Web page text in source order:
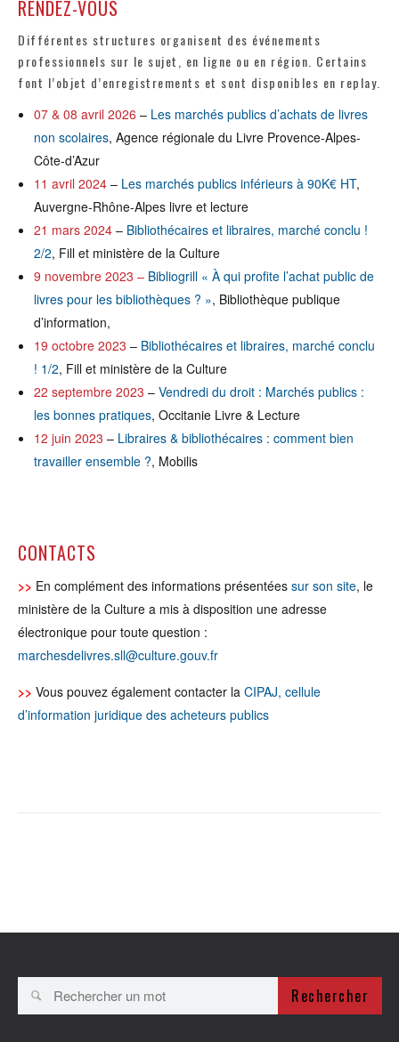
RENDEZ-VOUS
Différentes structures organisent des événements
professionnels sur le sujet, en ligne ou en région. Certains
font l’objet d’enregistrements et sont disponibles en replay.
07 & 08 avril 2026 – Les marchés publics d’achats de livres
non scolaires, Agence régionale du Livre Provence-Alpes-
Côte-d’Azur
11 avril 2024 – Les marchés publics inférieurs à 90K€ HT,
Auvergne-Rhône-Alpes livre et lecture
21 mars 2024 – Bibliothécaires et libraires, marché conclu !
2/2, Fill et ministère de la Culture
9 novembre 2023 – Bibliogrill « À qui profite l’achat public de
livres pour les bibliothèques ? », Bibliothèque publique
d’information,
19 octobre 2023 – Bibliothécaires et libraires, marché conclu
! 1/2, Fill et ministère de la Culture
22 septembre 2023 – Vendredi du droit : Marchés publics :
les bonnes pratiques, Occitanie Livre & Lecture
12 juin 2023 – Libraires & bibliothécaires : comment bien
travailler ensemble ?, Mobilis
CONTACTS
>> En complément des informations présentées sur son site, le
ministère de la Culture a mis à disposition une adresse
électronique pour toute question :
marchesdelivres.sll@culture.gouv.fr
>> Vous pouvez également contacter la CIPAJ, cellule
d’information juridique des acheteurs publics
Rechercher